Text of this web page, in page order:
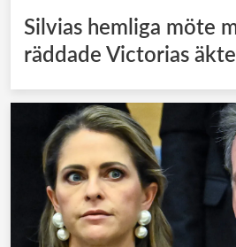
Silvias hemliga möte
räddade Victorias